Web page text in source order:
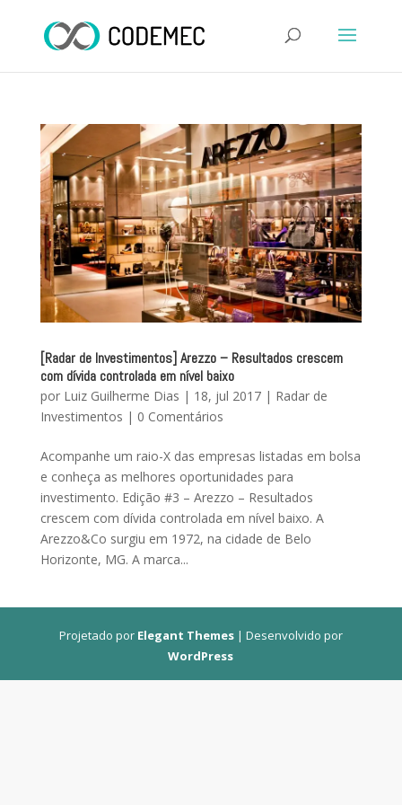
[Radar de Investimentos] Arezzo – Resultados crescem
com dívida controlada em nível baixo
por Luiz Guilherme Dias | 18, jul 2017| Radar de
Investimentos | 0 Comentários
Acompanhe um raio-X das empresas listadas em bolsa
e conheça as melhores oportunidades para
investimento. Edição #3 – Arezzo – Resultados
crescem com dívida controlada em nível baixo. A
Arezzo&Co surgiu em 1972, na cidade de Belo
Horizonte, MG. A marca...
Projetado por Elegant Themes| Desenvolvido por
WordPress